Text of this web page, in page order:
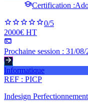
Certification :
0/5
2000€ HT
Prochaine session : 31/08/
Informatique
REF : PICP
Indesign Perfectionnement